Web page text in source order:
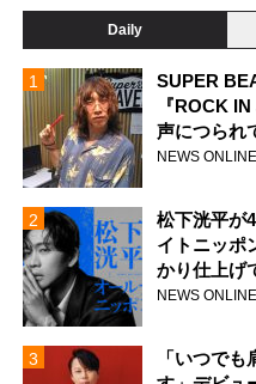
Daily
SUPER
『ROCK
声につられ
NEWS
松下洸平が
イトニッポ
かり仕上げ
NEWS
「いつで